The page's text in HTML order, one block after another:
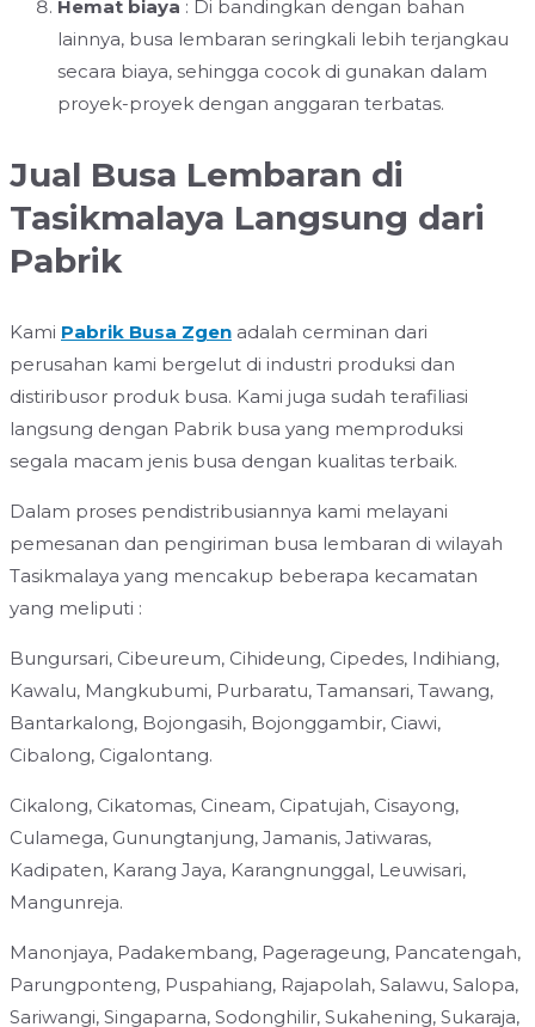
Hemat biaya : Di bandingkan dengan bahan
lainnya, busa lembaran seringkali lebih terjangkau
secara biaya, sehingga cocok di gunakan dalam
proyek-proyek dengan anggaran terbatas.
Jual Busa Lembaran di
Tasikmalaya Langsung dari
Pabrik
Kami Pabrik Busa Zgen adalah cerminan dari
perusahan kami bergelut di industri produksi dan
distiribusor produk busa. Kami juga sudah terafiliasi
langsung dengan Pabrik busa yang memproduksi
segala macam jenis busa dengan kualitas terbaik.
Dalam proses pendistribusiannya kami melayani
pemesanan dan pengiriman busa lembaran di wilayah
Tasikmalaya yang mencakup beberapa kecamatan
yang meliputi :
Bungursari, Cibeureum, Cihideung, Cipedes, Indihiang,
Kawalu, Mangkubumi, Purbaratu, Tamansari, Tawang,
Bantarkalong, Bojongasih, Bojonggambir, Ciawi,
Cibalong, Cigalontang.
Cikalong, Cikatomas, Cineam, Cipatujah, Cisayong,
Culamega, Gunungtanjung, Jamanis, Jatiwaras,
Kadipaten, Karang Jaya, Karangnunggal, Leuwisari,
Mangunreja.
Manonjaya, Padakembang, Pagerageung, Pancatengah,
Parungponteng, Puspahiang, Rajapolah, Salawu, Salopa,
Sariwangi, Singaparna, Sodonghilir, Sukahening, Sukaraja,